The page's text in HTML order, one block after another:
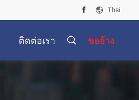
Thai
ติดต่อเรา ขออ้าง